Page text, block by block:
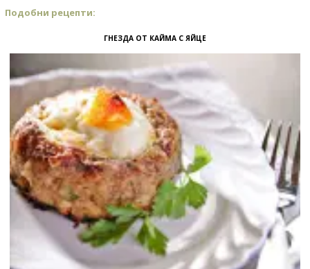
Подобни рецепти:
ГНЕЗДА ОТ КАЙМА С ЯЙЦЕ